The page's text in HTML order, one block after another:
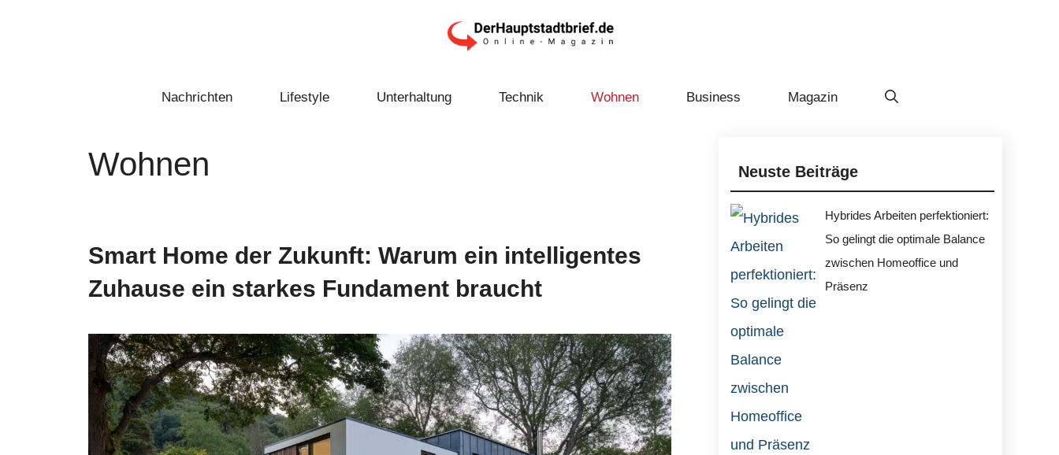
Nachrichten Lifestyle Unterhaltung Technik Wohnen Business Magazin
Wohnen
Smart Home der Zukunft: Warum ein intelligentes
Zuhause ein starkes Fundament braucht
Neuste Beiträge
Hybrides Arbeiten perfektioniert:
So gelingt die optimale Balance
zwischen Homeoffice und
Präsenz